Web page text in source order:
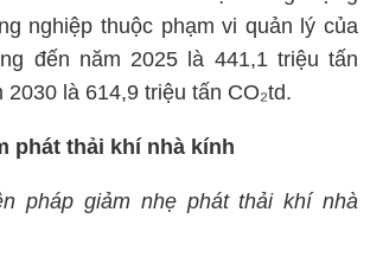
nghiệp thuộc phạm vi quản lý của
đến năm 2025 là 441,1 triệu tấn
2030 là 614,9 triệu tấn CO₂td.
phát thải khí nhà kính
pháp giảm nhẹ phát thải khí nhà